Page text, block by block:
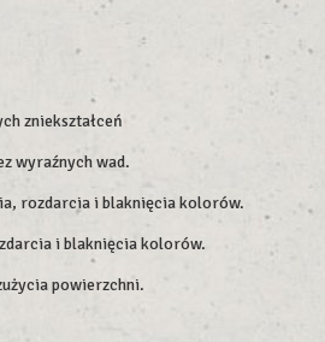
zniekształceń
wyraźnych wad.
rozdarcia i blaknięcia kolorów.
i blaknięcia kolorów.
powierzchni.